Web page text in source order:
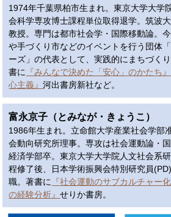
1974年千葉県柏市生まれ。東京大学大学
会科学専攻博士課程単位取得退学。筑波
教授。専門は都市社会学・国際移動論。
や手づくり市などのイベントを行う団体
ーズ」の代表として、実践的にまちづく
書に
『みんなで決めた「安心」のかたち』
心主義』河出書房新社など。
富永京子（とみなが・きょうこ）
1986年生まれ。立命館大学産業社会学部
会動向研究所理事。専攻は社会運動論・
経済学部卒。東京大学大学院人文社会系
程修了後、日本学術振興会特別研究員
職。著書に
『社会運動のサブカルチャ
の経験分析』せりか書房。